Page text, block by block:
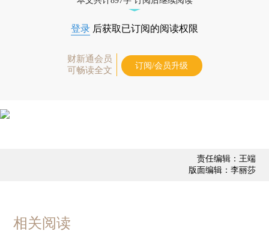
登录 后获取已订阅的阅读权限
财新通会员
可畅读全文
订阅/会员升级
责任编辑：王端
版面编辑：李丽莎
相关阅读